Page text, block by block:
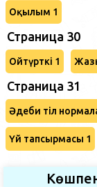
Оқылым 1
Страница 30
Ойтүрткі 1
Страница 31
Әдеби тіл
Үй тапсырмасы 1